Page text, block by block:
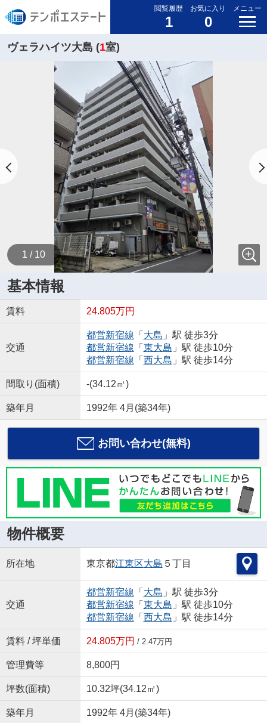
閲覧履歴
1
お気に入り
0
メニュー
ヴェラハイツ大島 (1室)
1 / 10
基本情報
賃料 24.805万円
交通
都営新宿線 「 大島 」駅 徒歩3分
都営新宿線 「 東大島 」駅 徒歩10分
都営新宿線 「 西大島 」駅 徒歩14分
間取り(面積) -(34.12㎡)
築年月 1992年 4月(築34年)
お問い合わせ(無料)
物件概要
所在地 東京都江東区大島 ５丁目
交通
都営新宿線 「 大島 」駅 徒歩3分
都営新宿線 「 東大島 」駅 徒歩10分
都営新宿線 「 西大島 」駅 徒歩14分
賃料 / 坪単価 24.805万円 / 2.47万円
管理費等 8,800円
坪数(面積) 10.32坪(34.12㎡)
築年月 1992年 4月(築34年)